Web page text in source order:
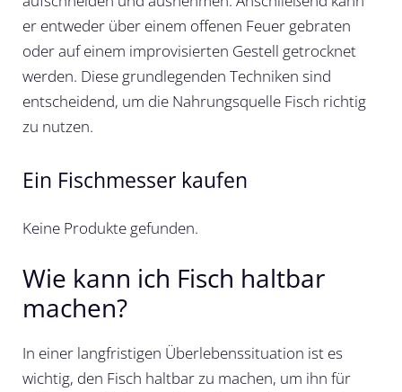
er entweder über einem offenen Feuer gebraten
oder auf einem improvisierten Gestell getrocknet
werden. Diese grundlegenden Techniken sind
entscheidend, um die Nahrungsquelle Fisch richtig
zu nutzen.
Ein Fischmesser kaufen
Keine Produkte gefunden.
Wie kann ich Fisch haltbar
machen?
In einer langfristigen Überlebenssituation ist es
wichtig, den Fisch haltbar zu machen, um ihn für